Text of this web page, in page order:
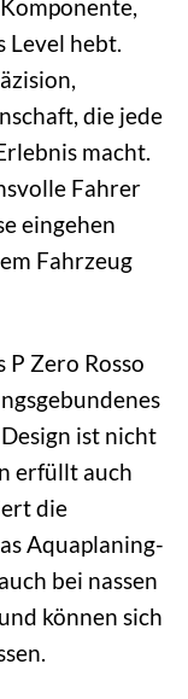
Level hebt.
die jede
macht.
Fahrer
eingehen
Fahrzeug
P Zero Rosso
ist nicht
erfüllt auch
die
Aquaplaning-
bei nassen
können sich